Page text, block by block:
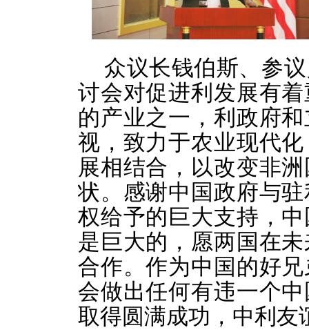
众议长钱伯斯、参
讨会对促进利发展有
的产业之一，利政府
视，致力于农业现代
展相结合，以改变非
状。感谢中国政府与
权给予的巨大支持，
是巨大的，愿两国在
合作。作为中国的好
会做出任何有违一个
取得圆满成功，中利友